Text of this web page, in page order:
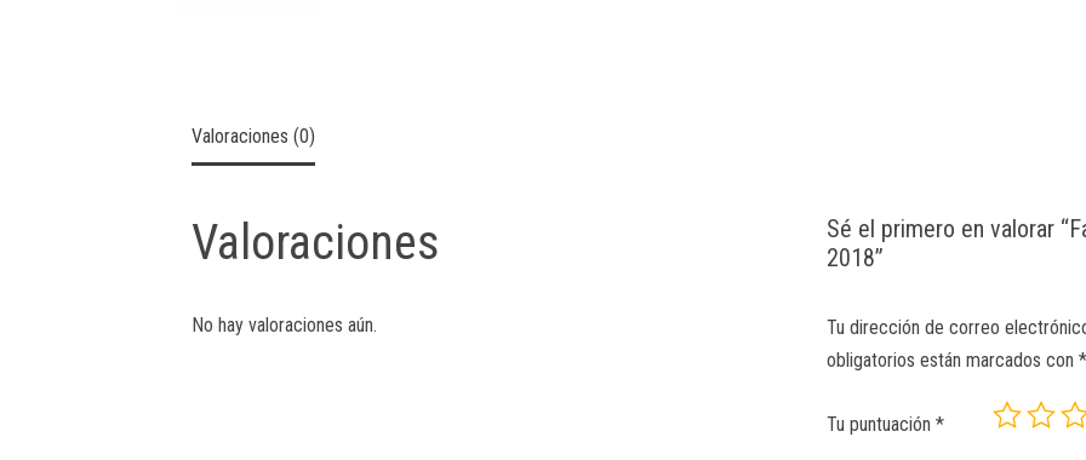
Valoraciones (0)
Valoraciones
No hay valoraciones aún.
Sé el primero en valorar
2018”
Tu dirección de correo
obligatorios están marcados con*
Tu puntuación*